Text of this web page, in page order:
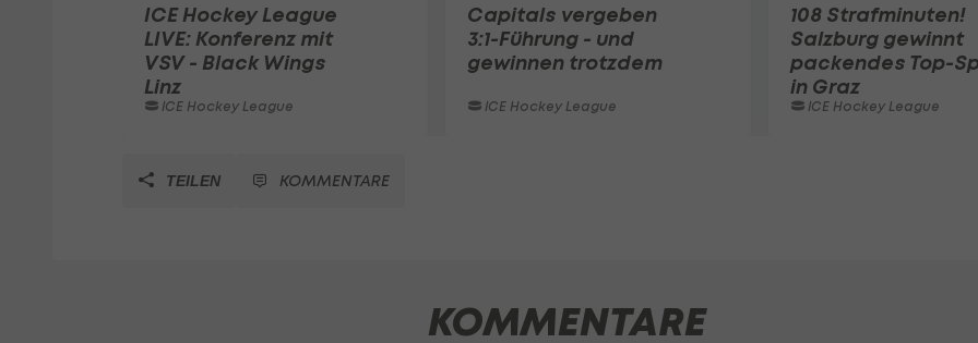
ICE Hockey League
LIVE: Konferenz mit
VSV - Black Wings
Linz
ICE Hockey League
Capitals vergeben
3:1-Führung - und
gewinnen trotzdem
ICE Hockey League
108 Strafminuten!
Salzburg gewinnt
packendes Top-
in Graz
ICE Hockey League
TEILEN KOMMENTARE
KOMMENTARE